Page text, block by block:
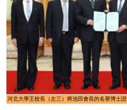
河北大學王校長（左三）將池田會長的名譽博士